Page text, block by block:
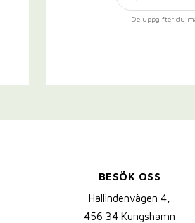
De uppgifter du
BESÖK OSS
Hallindenvägen 4,
456 34 Kungshamn